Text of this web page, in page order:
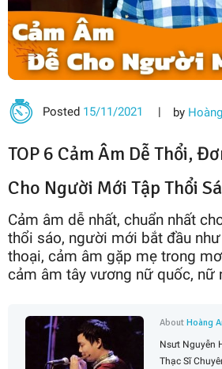
Posted 15/11/2021 by
TOP 6 Cảm Âm Dễ Thổi,
Cho Người Mới Tập Thổi
Cảm âm dễ nhất, chuẩn nhất
thổi sáo, người mới bắt đầu
thoại, cảm âm gặp mẹ trong
cảm âm tây vương nữ quốc, nữ
AboutHoàng
Nsưt Nguyễn
Thạc Sĩ